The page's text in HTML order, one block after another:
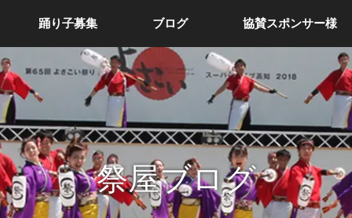
踊り子募集 ブログ 協賛スポンサー様
祭屋ブログ